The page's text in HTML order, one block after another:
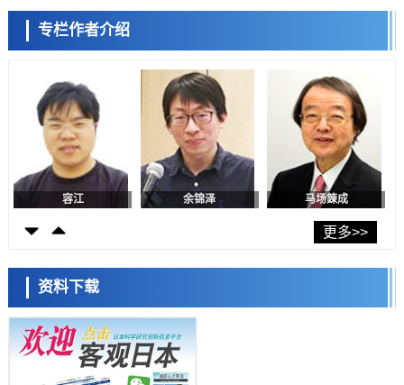
科学研究
东京大学发现可诱导细胞死亡的新型信使物质
东京都健康长寿医疗中心跨器官揭示衰老过程中的糖链变化
科学研究
产总研无需石油利用松脂制备石墨前驱体，可作为电池电极材料
科学研究
东京大学和海上保安厅等发现南海海槽沿线板块边界锁定状态存在区域
政策
日本第2次医疗研究开发调整费，根据一线实际情况和需求分配99.3亿
千叶大学鉴定出导致难治性疾病“肺高血压症”恶化的蛋白质“MYL9/12”，
会引发血管结构恶化
科学研究
京都大学高效生成光的构成单元“光子”，可应用于量子计算机
科学研究
用数理模型诠释慢性荨麻疹的发病机理，借助数学的力量实现个体化最
专栏作者介绍
陈小牧 李鸥 安宁
容江 余锦泽 马场錬成
日本科学未来馆 科学交
流员
更多>>
资料下载